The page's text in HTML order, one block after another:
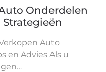
Onderdelen
Auto
en Advies Als u